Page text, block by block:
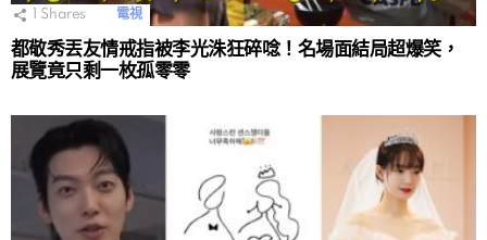
Shares 電視
都敬秀丟友情戒指被李光洙狂碎唸！名場面結局超爆笑，
展覽竟只剩一枚孤零零